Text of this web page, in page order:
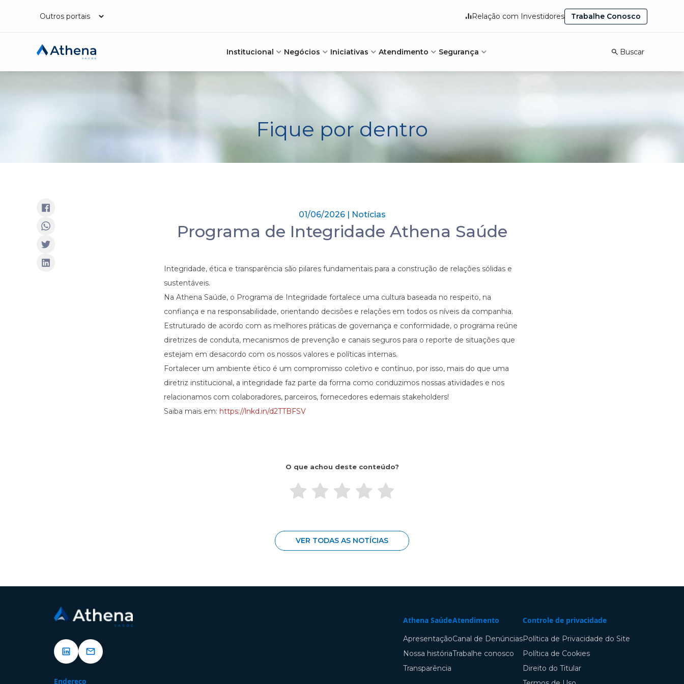
Relação com Investidores Trabalhe Conosco
Institucional Negócios Iniciativas Atendimento Segurança Buscar
Fique por dentro
01/06/2026 | Notícias
Programa de Integridade Athena Saúde
Integridade, ética e transparência são pilares fundamentais para a construção de relações sólidas e
sustentáveis.
Na Athena Saúde, o Programa de Integridade fortalece uma cultura baseada no respeito, na
confiança e na responsabilidade, orientando decisões e relações em todos os níveis da companhia.
Estruturado de acordo com as melhores práticas de governança e conformidade, o programa reúne
diretrizes de conduta, mecanismos de prevenção e canais seguros para o reporte de situações que
estejam em desacordo com os nossos valores e políticas internas.
Fortalecer um ambiente ético é um compromisso coletivo e contínuo, por isso, mais do que uma
diretriz institucional, a integridade faz parte da forma como conduzimos nossas atividades e nos
relacionamos com colaboradores, parceiros, fornecedores edemais stakeholders!
Saiba mais em: https://lnkd.in/d2TTBFSV
O que achou deste conteúdo?
VER TODAS AS NOTÍCIAS
Endereço
Athena Saúde
Apresentação
Nossa história
Transparência
Atendimento
Canal de Denúncias
Trabalhe conosco
Controle de privacidade
Política de Privacidade do Site
Política de Cookies
Direito do Titular